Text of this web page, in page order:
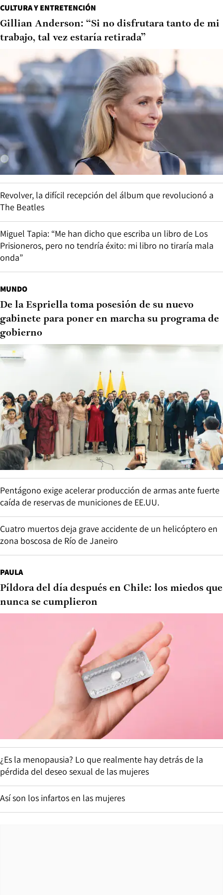
CULTURA Y ENTRETENCIÓN
Gillian Anderson: “Si no disfrutara tanto de mi
trabajo, tal vez estaría retirada”
Revolver, la difícil recepción del álbum que revolucionó a
The Beatles
Miguel Tapia: “Me han dicho que escriba un libro de Los
Prisioneros, pero no tendría éxito: mi libro no tiraría mala
onda”
MUNDO
De la Espriella toma posesión de su nuevo
gabinete para poner en marcha su programa de
gobierno
Pentágono exige acelerar producción de armas ante fuerte
caída de reservas de municiones de EE.UU.
Cuatro muertos deja grave accidente de un helicóptero en
zona boscosa de Río de Janeiro
PAULA
Píldora del día después en Chile: los miedos que
nunca se cumplieron
¿Es la menopausia? Lo que realmente hay detrás de la
pérdida del deseo sexual de las mujeres
Así son los infartos en las mujeres